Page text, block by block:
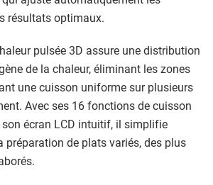
résultats optimaux.
pulsée 3D assure une distribution
de la chaleur, éliminant les zones
une cuisson uniforme sur plusieurs
Avec ses 16 fonctions de cuisson
écran LCD intuitif, il simplifie
préparation de plats variés, des plus